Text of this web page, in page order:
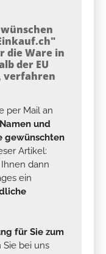
die Ware in
der EU
verfahren
per Mail an
und
gewünschten
Artikel:
dann
ein
für Sie zum
Sie bei uns